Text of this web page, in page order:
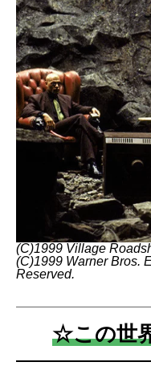
(C)1999 Village
(C)1999 Warner Bros.
Reserved.
☆この世